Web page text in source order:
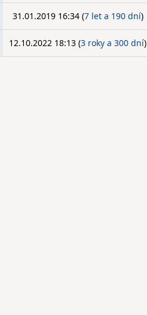
31.01.2019 16:34 (7 let a 190 dní)
12.10.2022 18:13 (3 roky a 300 dní)